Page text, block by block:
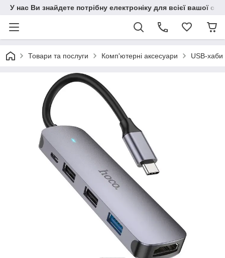
У нас Ви знайдете потрібну електроніку для всієї вашої
Товари та послуги Комп'ютерні аксесуари USB-хаби